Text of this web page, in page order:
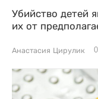
Убийство детей
их от
Анастасия Цирулик